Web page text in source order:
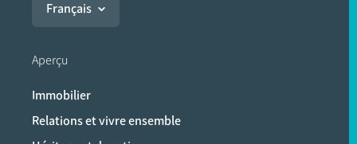
Français
Aperçu
Immobilier
Relations et vivre ensemble